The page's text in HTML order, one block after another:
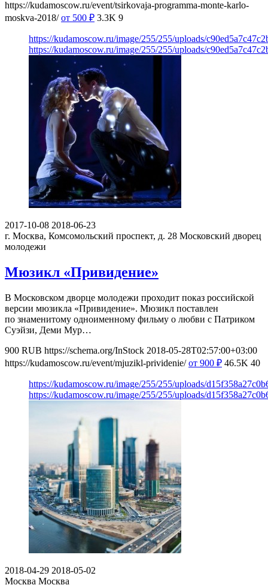
https://kudamoscow.ru/event/tsirkovaja-programma-monte-karlo-
moskva-2018/ от 500 ₽ 3.3K 9
https://kudamoscow.ru/image/255/255/uploads/
https://kudamoscow.ru/image/255/255/uploads/
2017-10-08 2018-06-23
г. Москва, Комсомольский проспект, д. 28 Московский дворец
молодежи
Мюзикл «Привидение»
В Московском дворце молодежи проходит показ российской
версии мюзикла «Привидение». Мюзикл поставлен
по знаменитому одноименному фильму о любви с Патриком
Суэйзи, Деми Мур…
900 RUB https://schema.org/InStock 2018-05-28T02:57:00+03:00
https://kudamoscow.ru/event/mjuzikl-prividenie/ от 900 ₽ 46.5K 40
https://kudamoscow.ru/image/255/255/uploads/
https://kudamoscow.ru/image/255/255/uploads/
2018-04-29 2018-05-02
Москва Москва